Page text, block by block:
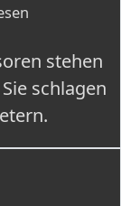
stehen
schlagen